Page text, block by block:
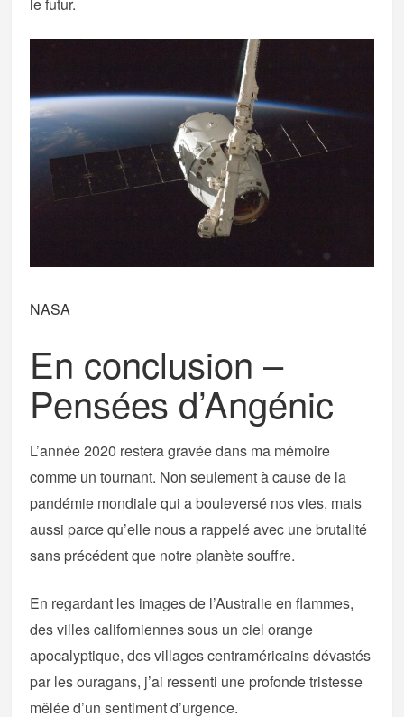
NASA
En conclusion –
Pensées d’Angénic
L’année 2020 restera gravée dans ma mémoire
comme un tournant. Non seulement à cause de la
pandémie mondiale qui a bouleversé nos vies, mais
aussi parce qu’elle nous a rappelé avec une brutalité
sans précédent que notre planète souffre.
En regardant les images de l’Australie en flammes,
des villes californiennes sous un ciel orange
apocalyptique, des villages centraméricains dévastés
par les ouragans, j’ai ressenti une profonde tristesse
mêlée d’un sentiment d’urgence.